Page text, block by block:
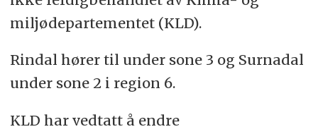
miljødepartementet (KLD).
Rindal hører til under sone 3 og Surnadal
under sone 2 i region 6.
KLD har vedtatt å endre